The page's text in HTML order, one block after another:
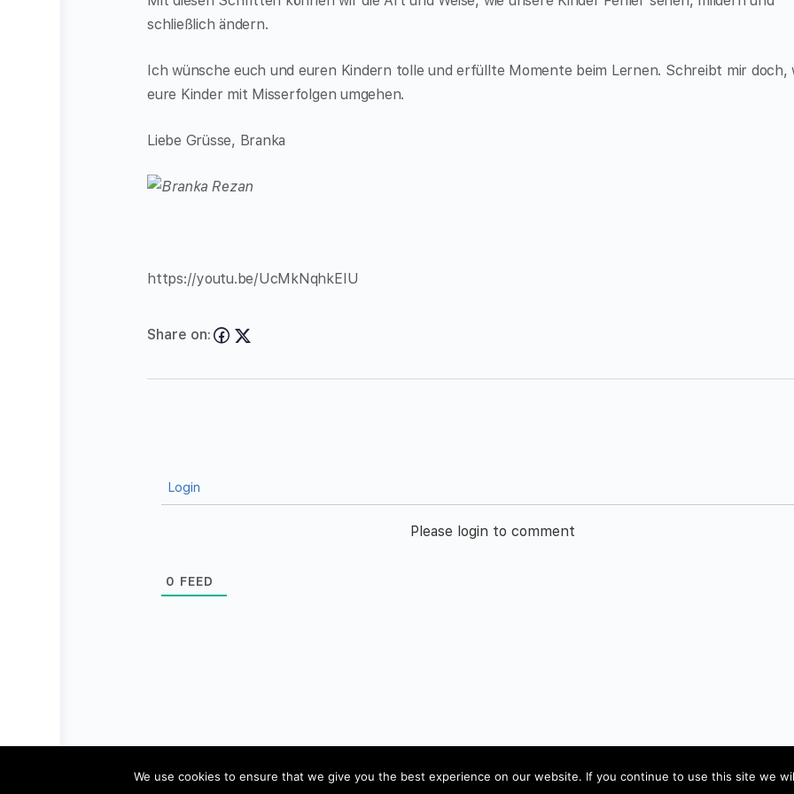
schließlich ändern.
Ich wünsche euch und euren Kindern tolle und erfüllte Momente beim Lernen. Schreibt mir doch,
eure Kinder mit Misserfolgen umgehen.
Liebe Grüsse, Branka
https://youtu.be/UcMkNqhkEIU
Share on:
Login
Please login to comment
0 FEED
© 2026 - Pädagogik-Plus Datenschutz Impressum
We use cookies to ensure that we give you the best experience on our website. If you continue to use this site we